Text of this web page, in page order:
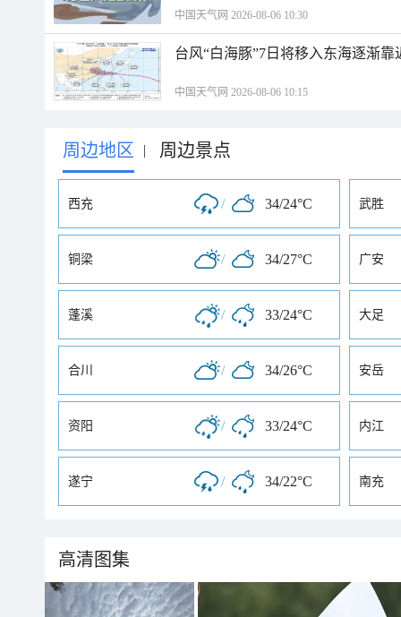
中国天气网 2026-08-06 10:30
台风“白海豚”7日将移入东海逐渐
中国天气网 2026-08-06 10:15
周边地区 | 周边景点
西充 / 34/24°C 武胜
铜梁 / 34/27°C 广安
蓬溪 / 33/24°C 大足
合川 / 34/26°C 安岳
资阳 / 33/24°C 内江
遂宁 / 34/22°C 南充
高清图集